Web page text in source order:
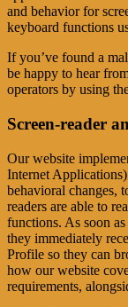
and behavior for
keyboard functions
If you’ve found a
be happy to hear
operators by using
Screen-reader
Our website
Internet
behavioral changes,
readers are able to
functions. As soon
they immediately
Profile so they can
how our website
requirements,